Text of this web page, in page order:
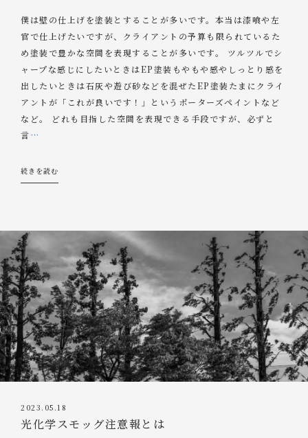
僕は壁の仕上げを塗装とすることが多いです。本当は漆喰や左
官で仕上げたいですが、クライアントの予算も限られているた
め塗装で豊かな空間を表現することが多いです。 ツルツルでシ
ャープな感じにしたいときはEP塗装もやもや感やしっとり感を
出したいときは石灰や遊び砂などを混ぜたEP塗装たまにクライ
アントが「これが良いです！」というポーターズペイントなど
など。 どれも目指した空間を表現できる手段ですが、必ずと
言…
続きを読む
2023.05.18
光化学スモッグ注意報とは